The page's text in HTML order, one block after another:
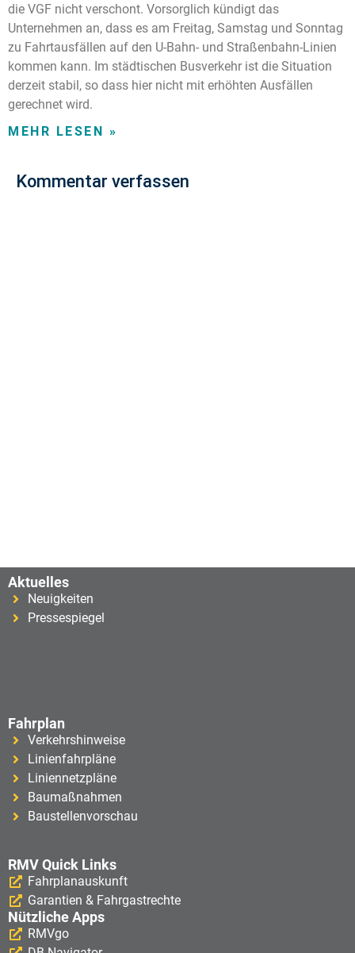
die VGF nicht verschont. Vorsorglich kündigt das
Unternehmen an, dass es am Freitag, Samstag und Sonntag
zu Fahrtausfällen auf den U-Bahn- und Straßenbahn-Linien
kommen kann. Im städtischen Busverkehr ist die Situation
derzeit stabil, so dass hier nicht mit erhöhten Ausfällen
gerechnet wird.
MEHR LESEN »
Kommentar verfassen
Aktuelles
Neuigkeiten
Pressespiegel
Fahrplan
Verkehrshinweise
Linienfahrpläne
Liniennetzpläne
Baumaßnahmen
Baustellenvorschau
RMV Quick Links
Fahrplanauskunft
Garantien & Fahrgastrechte
Nützliche Apps
RMVgo